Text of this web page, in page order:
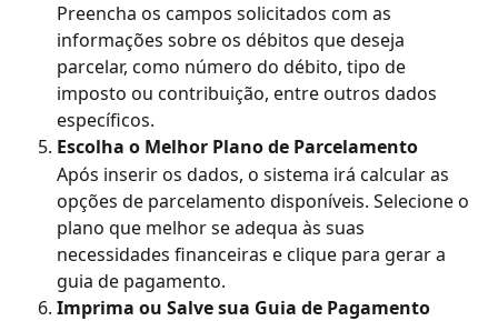
Preencha os campos solicitados com as
informações sobre os débitos que deseja
parcelar, como número do débito, tipo de
imposto ou contribuição, entre outros dados
específicos.
Escolha o Melhor Plano de Parcelamento
Após inserir os dados, o sistema irá calcular as
opções de parcelamento disponíveis. Selecione o
plano que melhor se adequa às suas
necessidades financeiras e clique para gerar a
guia de pagamento.
Imprima ou Salve sua Guia de Pagamento